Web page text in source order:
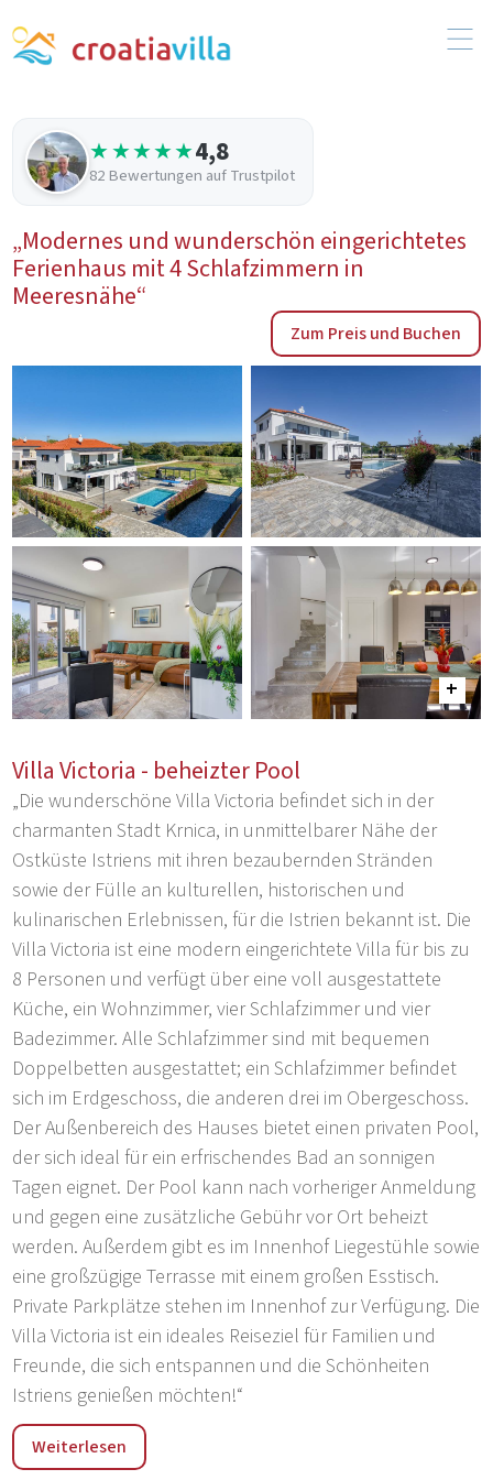
★★★★★4,8
82 Bewertungen auf Trustpilot
„Modernes und wunderschön eingerichtetes
Ferienhaus mit 4 Schlafzimmern in
Meeresnähe“
Zum Preis und Buchen
Villa Victoria - beheizter Pool
„Die wunderschöne Villa Victoria befindet sich in der
charmanten Stadt Krnica, in unmittelbarer Nähe der
Ostküste Istriens mit ihren bezaubernden Stränden
sowie der Fülle an kulturellen, historischen und
kulinarischen Erlebnissen, für die Istrien bekannt ist. Die
Villa Victoria ist eine modern eingerichtete Villa für bis zu
8 Personen und verfügt über eine voll ausgestattete
Küche, ein Wohnzimmer, vier Schlafzimmer und vier
Badezimmer. Alle Schlafzimmer sind mit bequemen
Doppelbetten ausgestattet; ein Schlafzimmer befindet
sich im Erdgeschoss, die anderen drei im Obergeschoss.
Der Außenbereich des Hauses bietet einen privaten Pool,
der sich ideal für ein erfrischendes Bad an sonnigen
Tagen eignet. Der Pool kann nach vorheriger Anmeldung
und gegen eine zusätzliche Gebühr vor Ort beheizt
werden. Außerdem gibt es im Innenhof Liegestühle sowie
eine großzügige Terrasse mit einem großen Esstisch.
Private Parkplätze stehen im Innenhof zur Verfügung. Die
Villa Victoria ist ein ideales Reiseziel für Familien und
Freunde, die sich entspannen und die Schönheiten
Istriens genießen möchten!“
„Krnica ist ein wunderschönes Naturgebiet in Kroatien,
genauer gesagt in der Region Istrien. Diese Region
Weiterlesen